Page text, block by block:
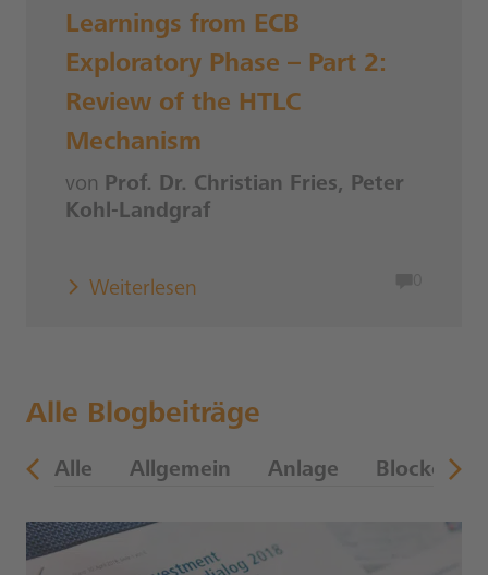
Learnings from ECB
Exploratory Phase – Part 2:
Review of the HTLC
Mechanism
von Prof. Dr. Christian Fries, Peter
Kohl-Landgraf
Weiterlesen
Alle Blogbeiträge
Alle Allgemein Anlage